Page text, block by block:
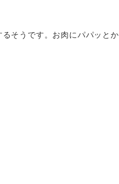
そうです。お肉にパパッとか